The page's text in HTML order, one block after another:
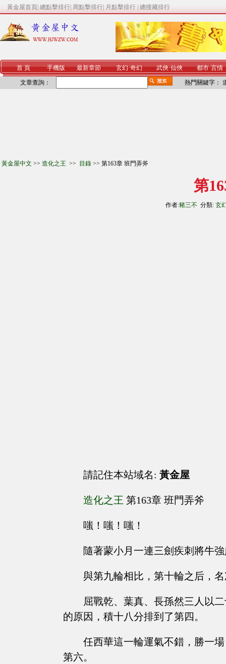
黃金屋首頁 總點擊排行 周點擊排行 月點擊排行 總搜藏排行
首 頁 手機版 最新章節 玄幻·奇幻 武俠·仙俠 都市·言情
文章查詢： 熱門關鍵字：
黃金屋中文 >> 造化之王 >> 目錄 >> 第163章 班門弄斧
第
作者:豬三不 分類: 玄
請記住本站域名: 黃金屋
造化之王 第163章 班門弄斧
嗤！嗤！嗤！
隨著蒙小月一連三劍疾刺將牛
與第九輪相比，第十輪之后，
屈戰乾、葉真、長孫然三人以
的原因，積十八分排到了第四。
任西華這一輪運氣不錯，勝一
第六。